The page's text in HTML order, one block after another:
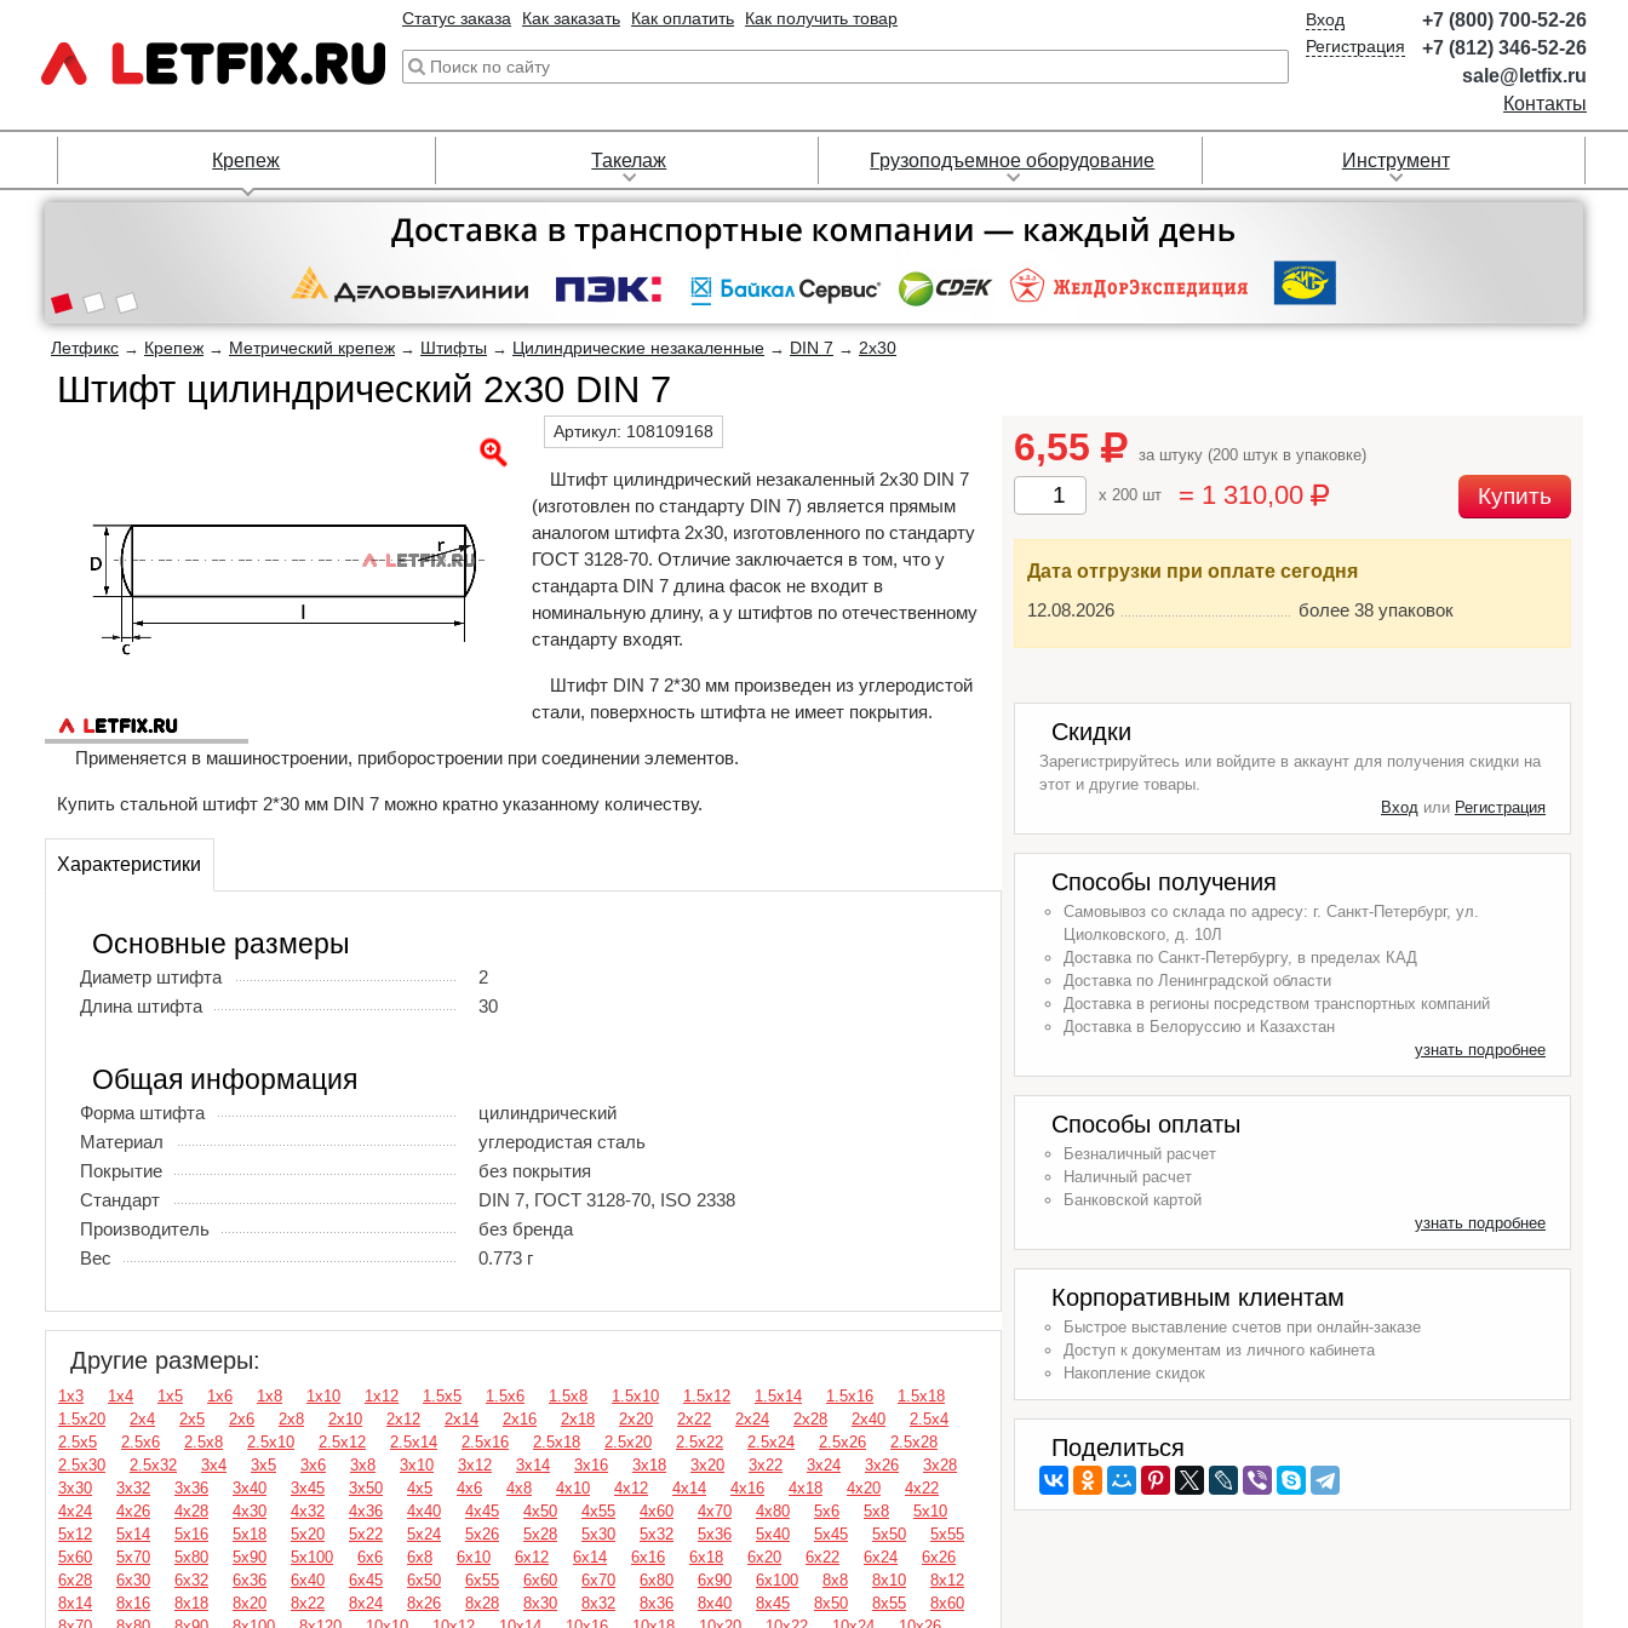
Статус заказа Как заказать Как оплатить Как получить товар
Вход
Регистрация
+7 (800) 700-52-26
+7 (812) 346-52-26
sale@letfix.ru
Контакты
Крепеж Такелаж Грузоподъемное оборудование Инструмент
Летфикс → Крепеж → Метрический крепеж → Штифты → Цилиндрические незакаленные → DIN 7 → 2х30
Штифт цилиндрический 2х30 DIN 7
Артикул: 108109168
Штифт цилиндрический незакаленный 2х30 DIN 7
(изготовлен по стандарту DIN 7) является прямым
аналогом штифта 2х30, изготовленного по стандарту
ГОСТ 3128-70. Отличие заключается в том, что у
стандарта DIN 7 длина фасок не входит в
номинальную длину, а у штифтов по отечественному
стандарту входят.
Штифт DIN 7 2*30 мм произведен из углеродистой
стали, поверхность штифта не имеет покрытия.
Применяется в машиностроении, приборостроении при соединении элементов.
Купить стальной штифт 2*30 мм DIN 7 можно кратно указанному количеству.
Характеристики
Основные размеры
Диаметр штифта
2
Длина штифта
30
Общая информация
Форма штифта
цилиндрический
Материал
углеродистая сталь
Покрытие
без покрытия
Стандарт
DIN 7, ГОСТ 3128-70, ISO 2338
Производитель
без бренда
Вес
0.773 г
Другие размеры:
1х3 1х4 1х5 1х6 1х8 1х10 1х12 1.5х5 1.5х6 1.5х8 1.5х10 1.5х12 1.5х14 1.5х16
1.5х18
1.5х20
2х4 2х5 2х6 2х8 2х10 2х12 2х14 2х16 2х18 2х20 2х22 2х24 2х28 2х40
2.5х4
2.5х5
2.5х6 2.5х8 2.5х10 2.5х12 2.5х14 2.5х16 2.5х18 2.5х20 2.5х22 2.5х24 2.5х26
2.5х28
2.5х30
2.5х32 3х4 3х5 3х6 3х8 3х10 3х12 3х14 3х16 3х18 3х20 3х22 3х24 3х26
3х28
3х30
3х32 3х36 3х40 3х45 3х50 4х5 4х6 4х8 4х10 4х12 4х14 4х16 4х18 4х20
4х22
4х24
4х26 4х28 4х30 4х32 4х36 4х40 4х45 4х50 4х55 4х60 4х70 4х80 5х6 5х8
5х10
5х12
5х14 5х16 5х18 5х20 5х22 5х24 5х26 5х28 5х30 5х32 5х36 5х40 5х45 5х50
5х55
5х60
5х70 5х80 5х90 5х100 6х6 6х8 6х10 6х12 6х14 6х16 6х18 6х20 6х22 6х24
6х26
6х28
6х30 6х32 6х36 6х40 6х45 6х50 6х55 6х60 6х70 6х80 6х90 6х100 8х8 8х10
8х12
8х14
8х16 8х18 8х20 8х22 8х24 8х26 8х28 8х30 8х32 8х36 8х40 8х45 8х50 8х55
8х60
6,55 за штуку (200 штук в упаковке)
x 200 шт = 1 310,00 Купить
Дата отгрузки при оплате сегодня
12.08.2026
более 38 упаковок
Скидки
Зарегистрируйтесь или войдите в аккаунт для получения скидки на
этот и другие товары.
Вход или Регистрация
Способы получения
Самовывоз со склада по адресу: г. Санкт-Петербург, ул.
Циолковского, д. 10Л
Доставка по Санкт-Петербургу, в пределах КАД
Доставка по Ленинградской области
Доставка в регионы посредством транспортных компаний
Доставка в Белоруссию и Казахстан
узнать подробнее
Способы оплаты
Безналичный расчет
Наличный расчет
Банковской картой
узнать подробнее
Корпоративным клиентам
Быстрое выставление счетов при онлайн-заказе
Доступ к документам из личного кабинета
Накопление скидок
Поделиться